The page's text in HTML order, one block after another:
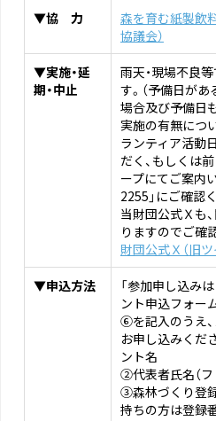
▼協 力
森を育む紙製飲
協議会）
▼実施・延
期・中止
雨天・現場不良
す。（予備日が
場合及び予備日
実施の有無につ
ランティア活動
だく、もしくは
ープにてご案内
2255」にご確認
当財団公式Ｘも
りますのでご確
財団公式Ｘ（旧ツ
▼申込方法
「参加申し込み
ント申込フォー
⑥を記入のうえ
お申し込みくだ
ント名
②代表者氏名（フ
③森林づくり登録
持ちの方は登録